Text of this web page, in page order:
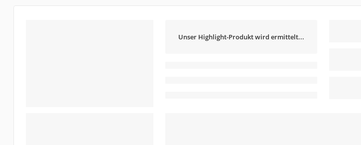
Unser Highlight-Produkt wird ermittelt...